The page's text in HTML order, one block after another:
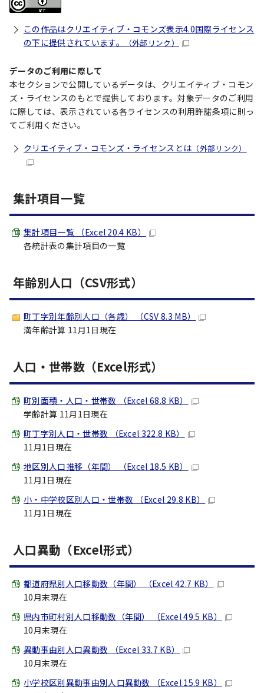
この作品はクリエイティブ・コモンズ表示4.0国際ライセンス
の下に提供されています。
（外部リンク）
データのご利用に際して
本セクションで公開しているデータは、クリエイティブ・コモン
ズ・ライセンスのもとで提供しております。対象データのご利用
に際しては、表示されている各ライセンスの利用許諾条項に則っ
てご利用ください。
クリエイティブ・コモンズ・ライセンスとは （外部リンク）
集計項目一覧
集計項目一覧 （Excel 20.4 KB）
各統計表の集計項目の一覧
年齢別人口（CSV形式）
町丁字別年齢別人口（各歳） （CSV 8.3 MB）
満年齢計算 11月1日現在
人口・世帯数（Excel形式）
町別面積・人口・世帯数 （Excel 68.8 KB）
学齢計算 11月1日現在
町丁字別人口・世帯数 （Excel 322.8 KB）
11月1日現在
地区別人口推移（年間） （Excel 18.5 KB）
11月1日現在
小・中学校区別人口・世帯数 （Excel 29.8 KB）
11月1日現在
人口異動（Excel形式）
都道府県別人口移動数（年間） （Excel 42.7 KB）
10月末現在
県内市町村別人口移動数（年間） （Excel 49.5 KB）
10月末現在
異動事由別人口異動数 （Excel 33.7 KB）
10月末現在
小学校区別異動事由別人口異動数 （Excel 15.9 KB）